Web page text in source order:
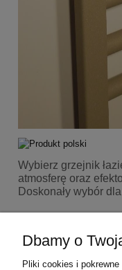
Wybierz grzejnik
atmosferę oraz
Doskonały wybór
DANE
Kolor
Dbamy o
Pliki cookies i